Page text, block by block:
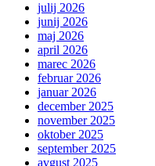
julij 2026
junij 2026
maj 2026
april 2026
marec 2026
februar 2026
januar 2026
december 2025
november 2025
oktober 2025
september 2025
avgust 2025